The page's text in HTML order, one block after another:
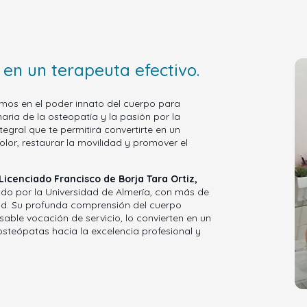
un terapeuta efectivo.
en el poder innato del cuerpo para
de la osteopatía y la pasión por la
que te permitirá convertirte en un
restaurar la movilidad y promover el
Francisco de Borja Tara Ortiz,
por la Universidad de Almería, con más de
Su profunda comprensión del cuerpo
vocación de servicio, lo convierten en un
hacia la excelencia profesional y